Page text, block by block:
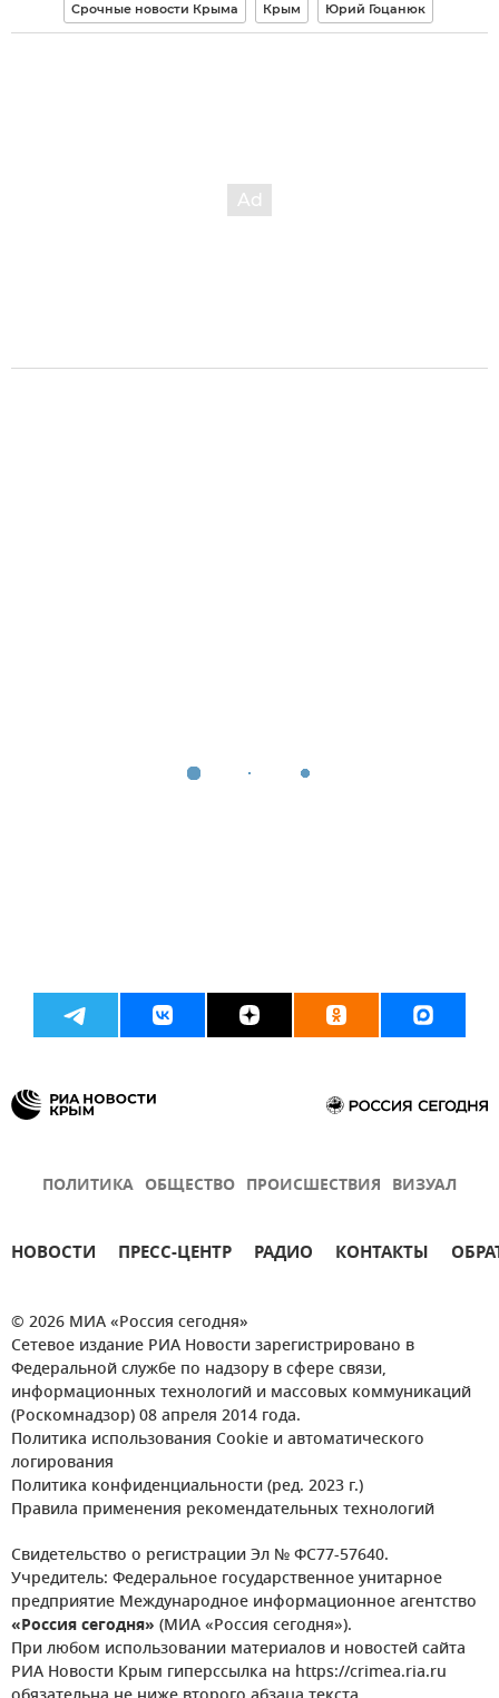
Срочные новости Крыма Крым Юрий Гоцанюк
ПОЛИТИКА ОБЩЕСТВО ПРОИСШЕСТВИЯ ВИЗУАЛ
НОВОСТИ ПРЕСС-ЦЕНТР РАДИО КОНТАКТЫ
© 2026 МИА «Россия сегодня»
Сетевое издание РИА Новости зарегистрировано в
Федеральной службе по надзору в сфере связи,
информационных технологий и массовых коммуникаций
(Роскомнадзор) 08 апреля 2014 года.
Политика использования Cookie и автоматического
логирования
Политика конфиденциальности (ред. 2023 г.)
Правила применения рекомендательных технологий
Свидетельство о регистрации Эл № ФС77-57640.
Учредитель: Федеральное государственное унитарное
предприятие Международное информационное агентство
«Россия сегодня» (МИА «Россия сегодня»).
При любом использовании материалов и новостей сайта
РИА Новости Крым гиперссылка на https://crimea.ria.ru